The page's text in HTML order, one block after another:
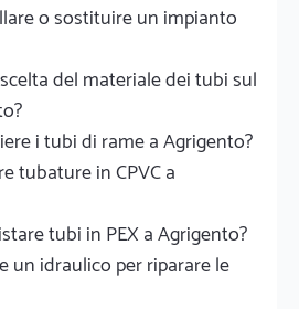
o sostituire un impianto
del materiale dei tubi sul
i tubi di rame a Agrigento?
tubature in CPVC a
tubi in PEX a Agrigento?
un idraulico per riparare le